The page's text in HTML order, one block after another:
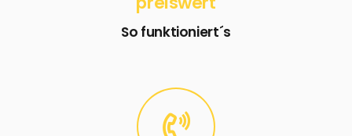
So funktioniert´s